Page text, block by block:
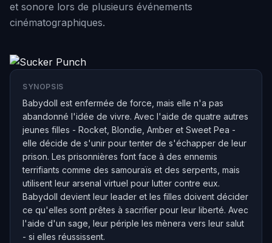
et sonore lors de plusieurs événements
cinématographiques.
SYNOPSIS
Babydoll est enfermée de force, mais elle n'a pas
abandonné l'idée de vivre. Avec l'aide de quatre autres
jeunes filles - Rocket, Blondie, Amber et Sweet Pea -
elle décide de s'unir pour tenter de s'échapper de leur
prison. Les prisonnières font face à des ennemis
terrifiants comme des samouraïs et des serpents, mais
utilisent leur arsenal virtuel pour lutter contre eux.
Babydoll devient leur leader et les filles doivent décider
ce qu'elles sont prêtes à sacrifier pour leur liberté. Avec
l'aide d'un sage, leur périple les mènera vers leur salut
- si elles réussissent.